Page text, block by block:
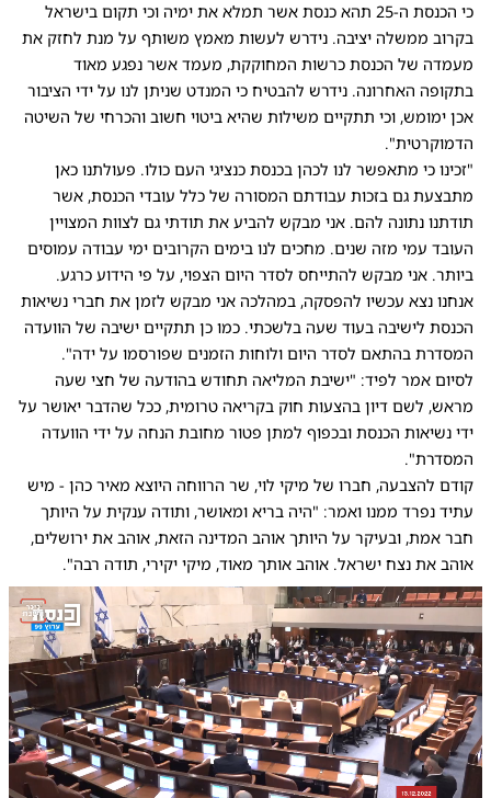
כי הכנסת ה-25 תהא כנסת אשר תמלא את ימיה וכי תקום בישראל
בקרוב ממשלה יציבה. נידרש לעשות מאמץ משותף על מנת לחזק את
מעמדה של הכנסת כרשות המחוקקת, מעמד אשר נפגע מאוד
בתקופה האחרונה. נידרש להבטיח כי המנדט שניתן לנו על ידי הציבור
אכן ימומש, וכי תתקיים משילות שהיא ביטוי חשוב והכרחי של השיטה
הדמוקרטית".
"זכינו כי מתאפשר לנו לכהן בכנסת כנציגי העם כולו. פעולתנו כאן
מתבצעת גם בזכות עבודתם המסורה של כלל עובדי הכנסת, אשר
תודתנו נתונה להם. אני מבקש להביע את תודתי גם לצוות המצויין
העובד עמי מזה שנים. מחכים לנו בימים הקרובים ימי עבודה עמוסים
ביותר. אני מבקש להתייחס לסדר היום הצפוי, על פי הידוע כרגע.
אנחנו נצא עכשיו להפסקה, במהלכה אני מבקש לזמן את חברי נשיאות
הכנסת לישיבה בעוד שעה בלשכתי. כמו כן תתקיים ישיבה של הוועדה
המסדרת בהתאם לסדר היום ולוחות הזמנים שפורסמו על ידה".
לסיום אמר לפיד: "ישיבת המליאה תחודש בהודעה של חצי שעה
מראש, לשם דיון בהצעות חוק בקריאה טרומית, ככל שהדבר יאושר על
ידי נשיאות הכנסת ובכפוף למתן פטור מחובת הנחה על ידי הוועדה
המסדרת".
קודם להצבעה, חברו של מיקי לוי, שר הרווחה היוצא מאיר כהן - מיש
עתיד נפרד ממנו ואמר: "היה בריא ומאושר, ותודה ענקית על היותך
חבר אמת, ובעיקר על היותך אוהב המדינה הזאת, אוהב את ירושלים,
אוהב את נצח ישראל. אוהב אותך מאוד, מיקי יקירי, תודה רבה".